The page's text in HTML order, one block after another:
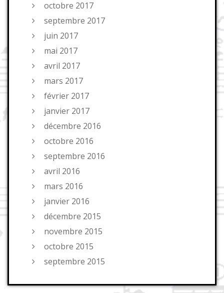
octobre 2017
septembre 2017
juin 2017
mai 2017
avril 2017
mars 2017
février 2017
janvier 2017
décembre 2016
octobre 2016
septembre 2016
avril 2016
mars 2016
janvier 2016
décembre 2015
novembre 2015
octobre 2015
septembre 2015